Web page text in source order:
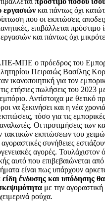
εργασιών και πάντως όχι
που οι εκπτώσεις
επιβάλλεται πρόστιμο
και πάντως όχι
ΜΠΕ ο πρόεδρος του
Πειραιώς Βασίλης
ικανοποιητική για τον
ετήσιες πωλήσεις του 2023
Αντίστοιχα με θετικό
να ξεκινήσει και η νέα
τόσο για τις
Οι προτιμήσεις των
τακτικών εκπτώσεων του
συνήθειες
αγορές. Τουλάχιστον
αυτό που επιβεβαιώνεται
είναι πως υπάρχουν
ένδυσης και υπόδησης θα
με την
ρούχα.